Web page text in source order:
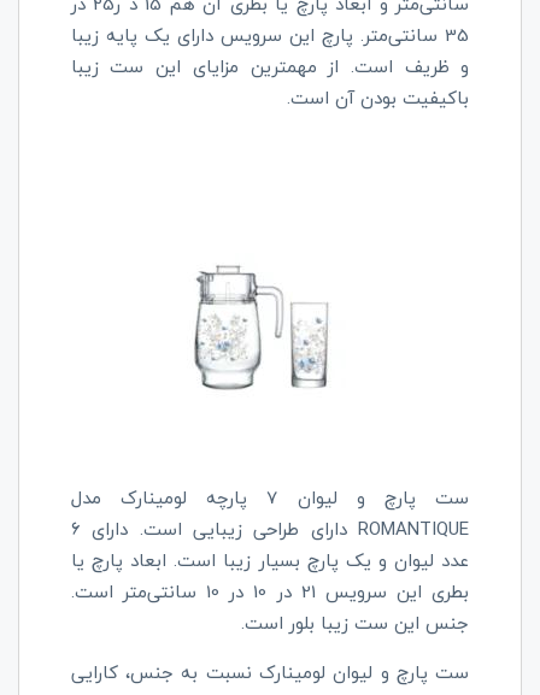
35 سانتی‌متر. پارچ این سرویس دارای یک پایه زیبا
و ظریف است. از مهمترین مزایای این ست زیبا
باکیفیت بودن آن است.
ست پارچ و لیوان 7 پارچه لومینارک مدل
ROMANTIQUE
دارای طراحی زیبایی است. دارای 6
عدد لیوان و یک پارچ بسیار زیبا است. ابعاد پارچ یا
بطری این سرویس 21 در 10 در 10 سانتی‌متر است.
جنس این ست زیبا بلور است.
ست پارچ و لیوان لومینارک نسبت به جنس، کارایی